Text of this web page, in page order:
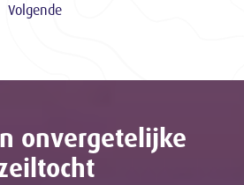
Volgende
onvergetelijke